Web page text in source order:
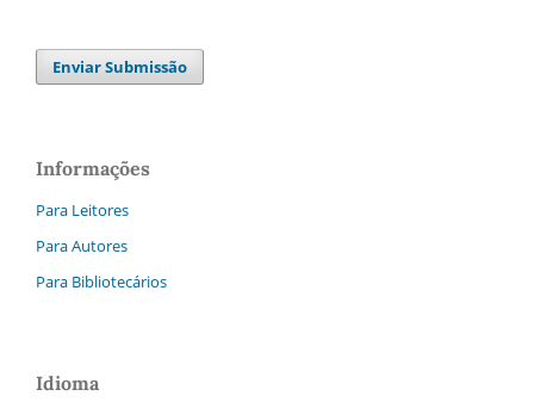
Enviar Submissão
Informações
Para Leitores
Para Autores
Para Bibliotecários
Idioma